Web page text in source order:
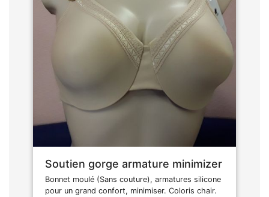
Soutien gorge armature minimizer
Bonnet moulé (Sans couture), armatures silicone
pour un grand confort, minimiser. Coloris chair.